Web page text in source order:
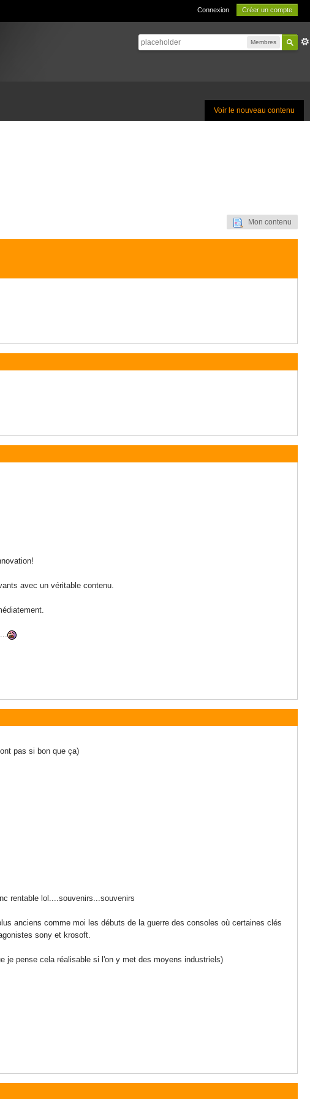
Connexion Créer un compte
Membres
Voir le nouveau contenu
Mon contenu
avec un véritable contenu.
pas si bon que ça)
rentable lol....souvenirs...souvenirs
anciens comme moi les débuts de la guerre des consoles où certaines clés
sony et krosoft.
je pense cela réalisable si l'on y met des moyens industriels)